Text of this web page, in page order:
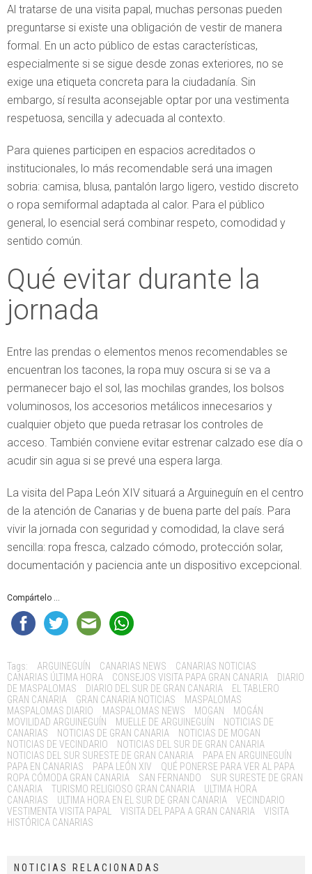
Al tratarse de una visita papal, muchas personas pueden
preguntarse si existe una obligación de vestir de manera
formal. En un acto público de estas características,
especialmente si se sigue desde zonas exteriores, no se
exige una etiqueta concreta para la ciudadanía. Sin
embargo, sí resulta aconsejable optar por una vestimenta
respetuosa, sencilla y adecuada al contexto.
Para quienes participen en espacios acreditados o
institucionales, lo más recomendable será una imagen
sobria: camisa, blusa, pantalón largo ligero, vestido discreto
o ropa semiformal adaptada al calor. Para el público
general, lo esencial será combinar respeto, comodidad y
sentido común.
Qué evitar durante la
jornada
Entre las prendas o elementos menos recomendables se
encuentran los tacones, la ropa muy oscura si se va a
permanecer bajo el sol, las mochilas grandes, los bolsos
voluminosos, los accesorios metálicos innecesarios y
cualquier objeto que pueda retrasar los controles de
acceso. También conviene evitar estrenar calzado ese día o
acudir sin agua si se prevé una espera larga.
La visita del Papa León XIV situará a Arguineguín en el centro
de la atención de Canarias y de buena parte del país. Para
vivir la jornada con seguridad y comodidad, la clave será
sencilla: ropa fresca, calzado cómodo, protección solar,
documentación y paciencia ante un dispositivo excepcional.
Compártelo ...
Tags: ARGUINEGUÍN CANARIAS NEWS
CANARIAS NOTICIAS
CANARIAS ÚLTIMA HORA
CONSEJOS VISITA PAPA GRAN CANARIA
DIARIO
DE MASPALOMAS
DIARIO DEL SUR DE GRAN CANARIA
EL TABLERO
GRAN CANARIA
GRAN CANARIA NOTICIAS
MASPALOMAS
MASPALOMAS DIARIO
MASPALOMAS NEWS MOGAN
MOGÁN
MOVILIDAD ARGUINEGUÍN
MUELLE DE ARGUINEGUÍN
NOTICIAS DE
CANARIAS
NOTICIAS DE GRAN CANARIA
NOTICIAS DE MOGAN
NOTICIAS DE VECINDARIO
NOTICIAS DEL SUR DE GRAN CANARIA
NOTICIAS DEL SUR SURESTE DE GRAN CANARIA
PAPA EN ARGUINEGUÍN
PAPA EN CANARIAS
PAPA LEÓN XIV
QUÉ PONERSE PARA VER AL PAPA
ROPA CÓMODA GRAN CANARIA
SAN FERNANDO
SUR SURESTE DE GRAN
CANARIA
TURISMO RELIGIOSO GRAN CANARIA
ULTIMA HORA
CANARIAS
ULTIMA HORA EN EL SUR DE GRAN CANARIA
VECINDARIO
VESTIMENTA VISITA PAPAL
VISITA DEL PAPA A GRAN CANARIA
VISITA
HISTÓRICA CANARIAS
NOTICIAS RELACIONADAS